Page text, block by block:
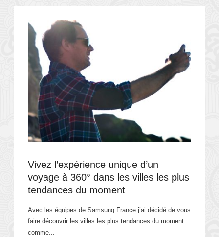
Vivez l’expérience unique d’un
voyage à 360° dans les villes les plus
tendances du moment
Avec les équipes de Samsung France j’ai décidé de vous
faire découvrir les villes les plus tendances du moment
comme...